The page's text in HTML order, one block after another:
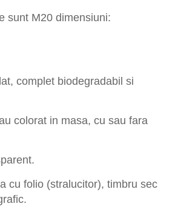
sunt M20 dimensiuni:
complet biodegradabil si
colorat in masa, cu sau fara
cu folio (stralucitor), timbru sec